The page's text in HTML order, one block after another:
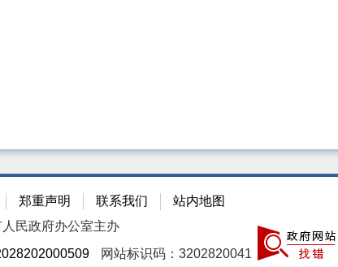
郑重声明 联系我们
站内地图
民政府办公室主办
网站标识码：3202820041